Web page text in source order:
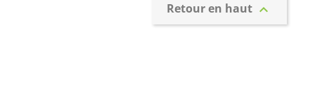
Retour en haut 